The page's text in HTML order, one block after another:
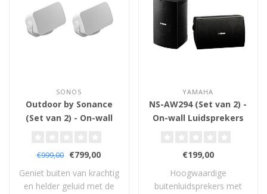
SONOS
Outdoor by Sonance
(Set van 2) - On-wall
€999,00 €799,00
Geniet buiten van krachtig
en helder geluid met de
YAMAHA
NS-AW294 (Set van 2) -
On-wall Luidsprekers
€199,00
Hoogwaardige
buitenluidsprekers met